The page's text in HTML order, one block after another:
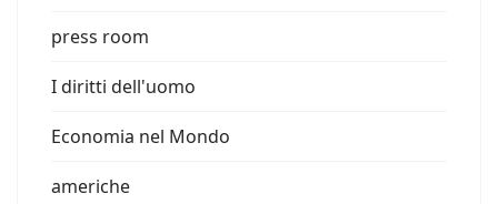
press room
I diritti dell'uomo
Economia nel Mondo
americhe